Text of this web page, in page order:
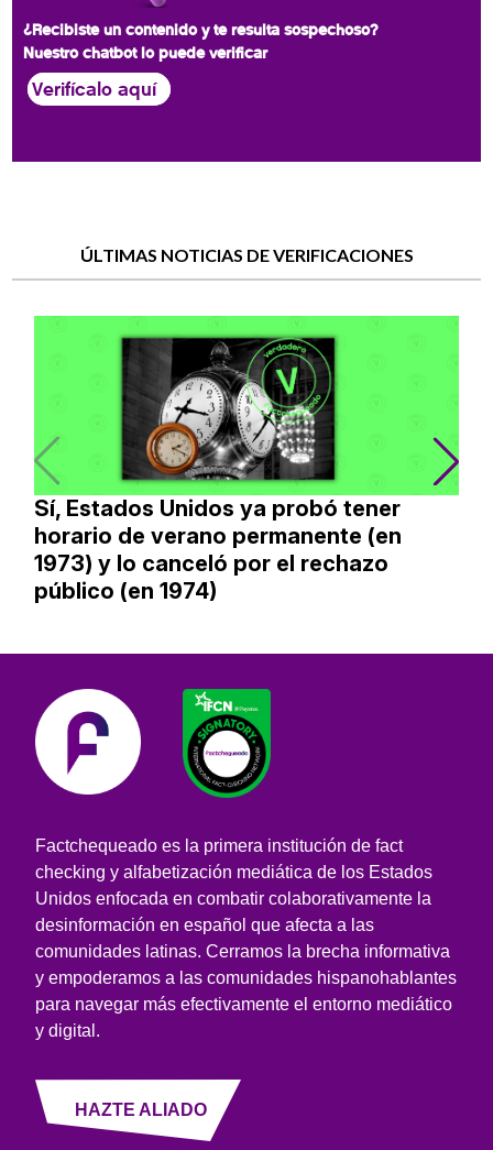
¿Recibiste un contenido y te resulta sospechoso?
Nuestro chatbot lo puede verificar
Verifícalo aquí
ÚLTIMAS NOTICIAS DE VERIFICACIONES
Sí, Estados Unidos ya probó tener
horario de verano permanente (en
1973) y lo canceló por el rechazo
público (en 1974)
Factchequeado es la primera institución de fact
checking y alfabetización mediática de los Estados
Unidos enfocada en combatir colaborativamente la
desinformación en español que afecta a las
comunidades latinas. Cerramos la brecha informativa
y empoderamos a las comunidades hispanohablantes
para navegar más efectivamente el entorno mediático
y digital.
HAZTE ALIADO